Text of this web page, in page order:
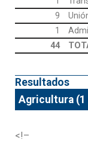
9
1
44
Resultados
Agricultura
<!–